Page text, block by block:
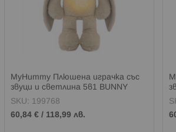
MyHummy Плюшена играчка със
звуци и светлина 5в1 BUNNY
БЕЖОВА
SKU: 199768
60,84 € / 118,99 лв.